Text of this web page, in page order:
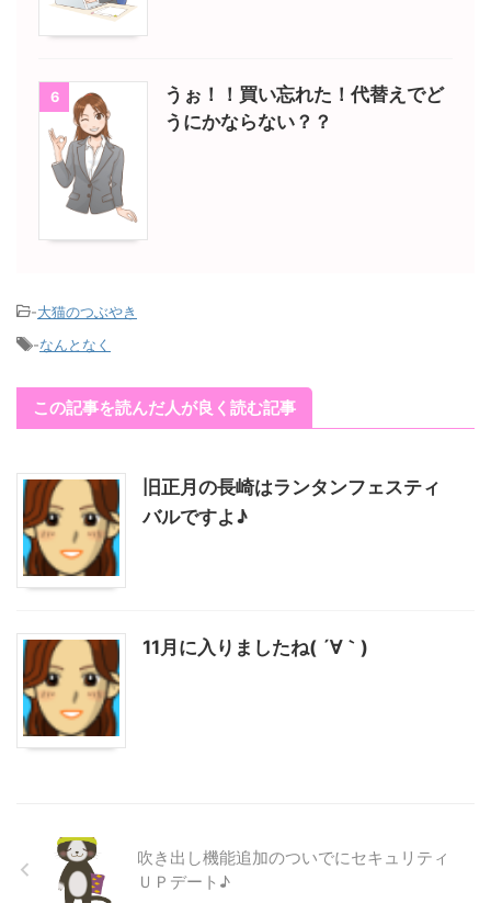
6
うぉ！！買い忘れた！代替えでど
うにかならない？？
-大猫のつぶやき
-なんとなく
この記事を読んだ人が良く読む記事
旧正月の長崎はランタンフェスティ
バルですよ♪
11月に入りましたね( ´∀｀)
吹き出し機能追加のついでにセキュリティ
ＵＰデート♪